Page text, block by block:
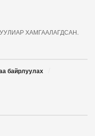
ХАМГААЛАГДСАН.
байрлуулах